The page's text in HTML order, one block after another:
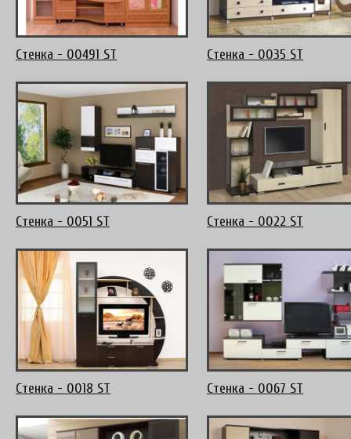
Стенка - 00491 ST Стенка - 0035 ST
Стенка - 0051 ST Стенка - 0022 ST
Стенка - 0018 ST Стенка - 0067 ST